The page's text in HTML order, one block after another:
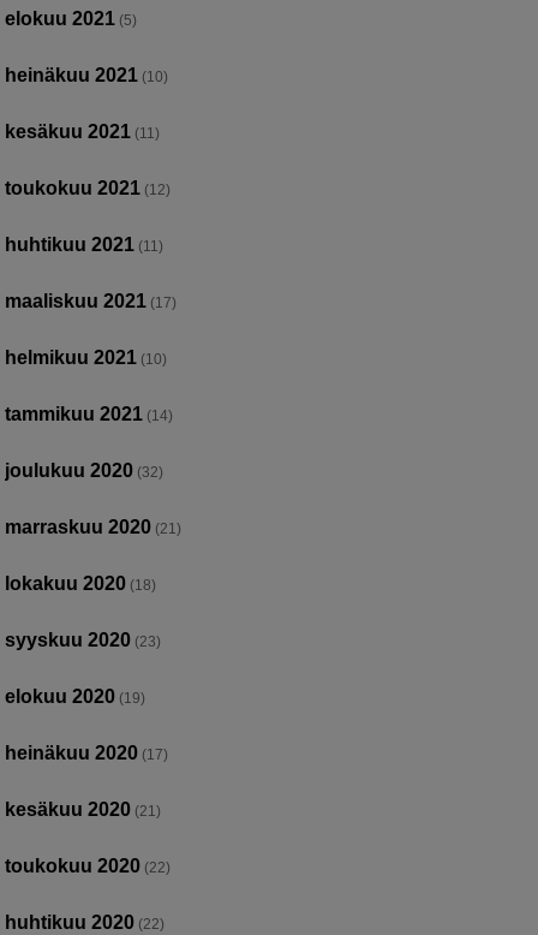
elokuu 2021 (5)
heinäkuu 2021 (10)
kesäkuu 2021 (11)
toukokuu 2021 (12)
huhtikuu 2021 (11)
maaliskuu 2021 (17)
helmikuu 2021 (10)
tammikuu 2021 (14)
joulukuu 2020 (32)
marraskuu 2020 (21)
lokakuu 2020 (18)
syyskuu 2020 (23)
elokuu 2020 (19)
heinäkuu 2020 (17)
kesäkuu 2020 (21)
toukokuu 2020 (22)
huhtikuu 2020 (22)